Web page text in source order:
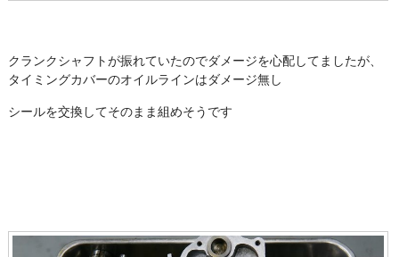
クランクシャフトが振れていたのでダメージを心配してましたが、
タイミングカバーのオイルラインはダメージ無し
シールを交換してそのまま組めそうです